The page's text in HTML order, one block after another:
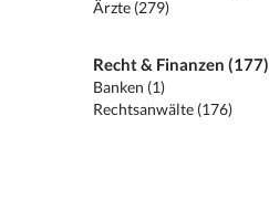
Ärzte (279)
Recht & Finanzen (177)
Banken (1)
Rechtsanwälte (176)